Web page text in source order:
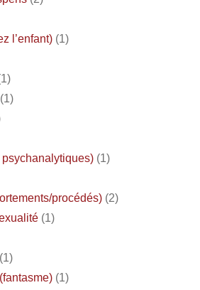
l’enfant) (1)
(1)
(1)
procédés) (2)
(1)
(1)
(1)